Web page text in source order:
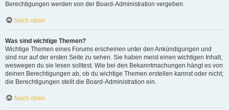
Berechtigungen werden von der Board-Administration vergeben.
Nach oben
Was sind wichtige Themen?
Wichtige Themen eines Forums erscheinen unter den Ankündigungen und
sind nur auf der ersten Seite zu sehen. Sie haben meist einen wichtigen Inhalt,
weswegen du sie lesen solltest. Wie bei den Bekanntmachungen hängt es von
deinen Berechtigungen ab, ob du wichtige Themen erstellen kannst oder nicht;
die Berechtigungen stellt die Board-Administration ein.
Nach oben